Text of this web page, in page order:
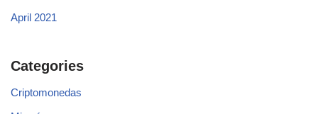
April 2021
Categories
Criptomonedas